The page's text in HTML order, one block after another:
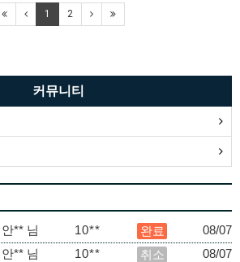
1 2
커뮤니티
손** 님 77** 완료
08/07
취소
안** 님 10** 완료
08/07
안** 님 10** 취소
08/07